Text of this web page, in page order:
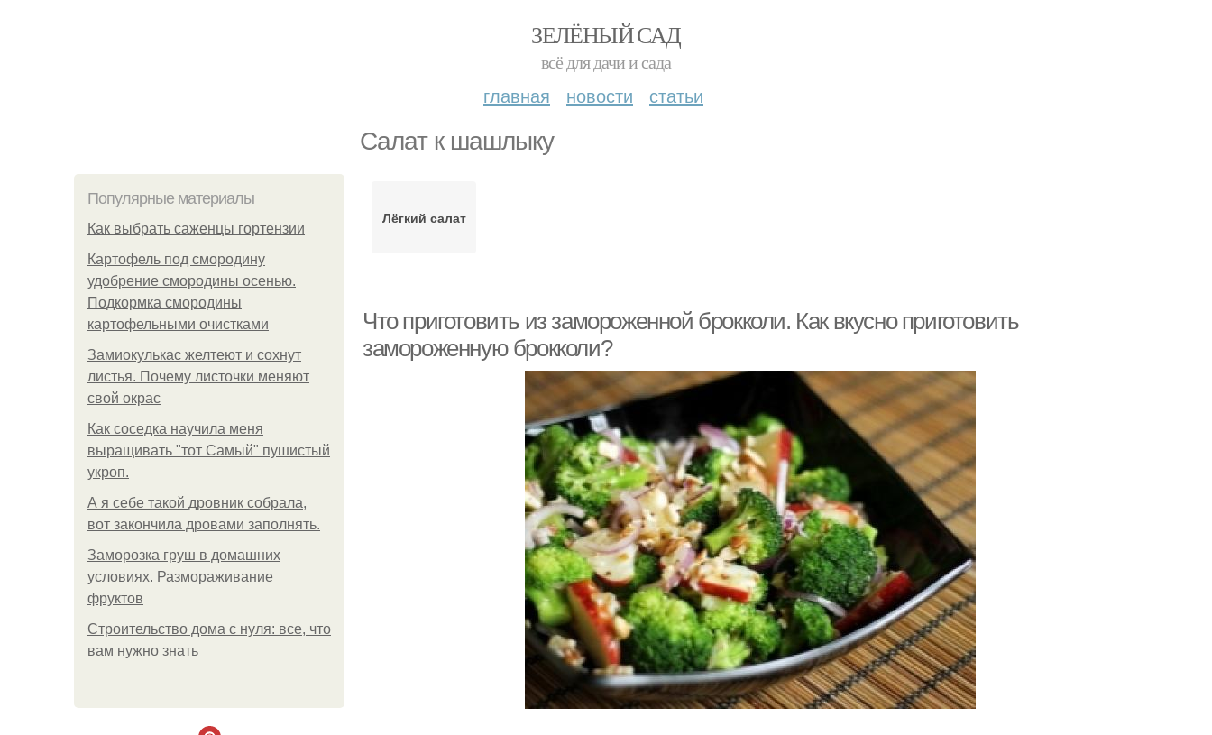
ЗЕЛЁНЫЙ САД
всё для дачи и сада
главная новости статьи
Салат к шашлыку
Популярные материалы
Как выбрать саженцы гортензии
Картофель под смородину
удобрение смородины осенью.
Подкормка смородины
картофельными очистками
Замиокулькас желтеют и сохнут
листья. Почему листочки меняют
свой окрас
Как соседка научила меня
выращивать "тот Самый" пушистый
укроп.
А я себе такой дровник собрала,
вот закончила дровами заполнять.
Заморозка груш в домашних
условиях. Размораживание
фруктов
Строительство дома с нуля: все, что
вам нужно знать
Лёгкий салат
Что приготовить из замороженной брокколи. Как вкусно приготовить
замороженную брокколи?